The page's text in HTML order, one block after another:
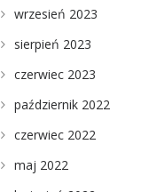
wrzesień 2023
sierpień 2023
czerwiec 2023
październik 2022
czerwiec 2022
maj 2022